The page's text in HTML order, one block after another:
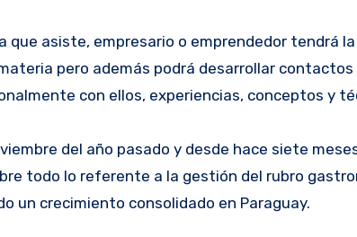
que asiste, empresario o emprendedor tendrá
pero además podrá desarrollar
con ellos, experiencias, conceptos y
del año pasado y desde hace siete
todo lo referente a la gestión del rubro
un crecimiento consolidado en Paraguay.